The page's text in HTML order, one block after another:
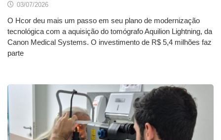
03/07/2026
O Hcor deu mais um passo em seu plano de modernização
tecnológica com a aquisição do tomógrafo Aquilion Lightning, da
Canon Medical Systems. O investimento de R$ 5,4 milhões faz
parte